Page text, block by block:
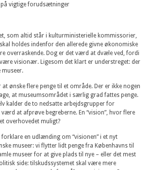
på vigtige forudsætninger
som altid står i kulturministerielle kommissorier,
holdes indenfor den allerede givne økonomiske
overraskende. Dog er det værd at dvæle ved, fordi
visionær. Ligesom det klart er understreget: der
museer.
at ønske flere penge til et område. Der er ikke nogen
at museumsområdet i særlig grad fattes penge.
kalder de to nedsatte arbejdsgrupper for
at afprøve begreberne. En “vision”, hvor flere
overhovedet muligt?
en udlænding om “visionen” i et nyt
museer: vi flytter lidt penge fra Københavns til
museer for at give plads til nye – eller det mest
side: tilskudssystemet skal være mere